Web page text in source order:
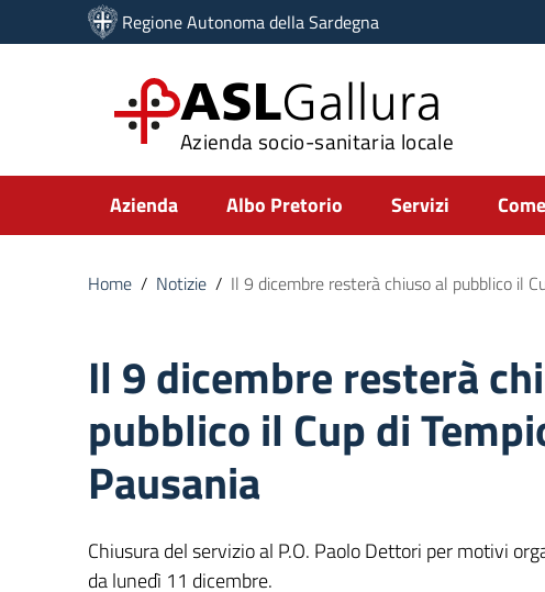
Vai ai contenuti
Vai al menu di navigazione
Regione Autonoma della Sardegna
ASLGallura
Azienda socio-sanitaria locale
Submenu
Azienda Albo Pretorio Servizi
Home / Notizie / Il 9 dicembre resterà chiuso al pubblico il
Il 9 dicembre resterà
pubblico il Cup di
Pausania
Chiusura del servizio al P.O. Paolo Dettori per motivi
da lunedì 11 dicembre.